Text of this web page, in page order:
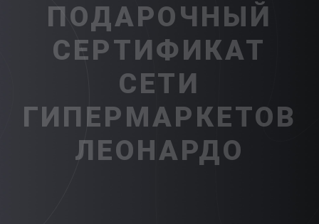
ПОДАРОЧНЫЙ
СЕРТИФИКАТ
СЕТИ
ГИПЕРМАРКЕТОВ
ЛЕОНАРДО